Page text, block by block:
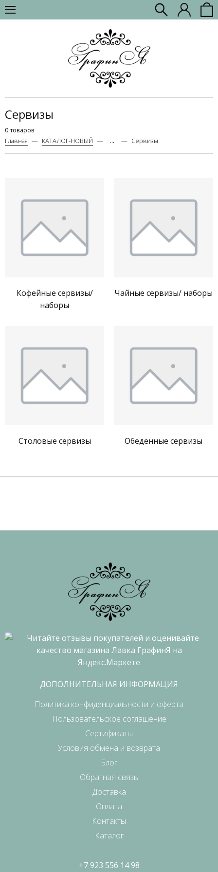
Сервизы
0 товаров
Главная
КАТАЛОГ-НОВЫЙ ... Сервизы
Кофейные сервизы/
наборы
Чайные сервизы/ наборы
Столовые сервизы Обеденные сервизы
ДОПОЛНИТЕЛЬНАЯ ИНФОРМАЦИЯ
Политика конфиденциальности и оферта
Пользовательское соглашение
Сертификаты
Условия обмена и возврата
Блог
Обратная связь
Доставка
Оплата
Контакты
Каталог
+7 923 556 14 98